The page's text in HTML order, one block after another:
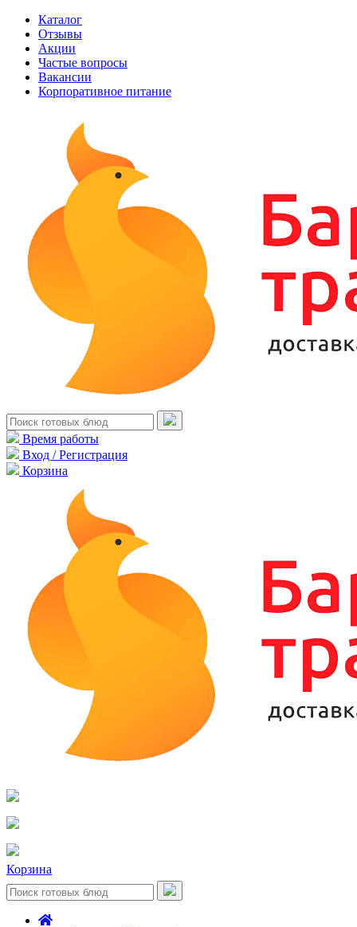
Каталог
Отзывы
Акции
Частые вопросы
Вакансии
Корпоративное питание
Время работы
Вход / Регистрация
Корзина
Корзина